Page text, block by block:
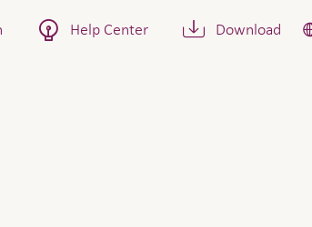
Help Center Download